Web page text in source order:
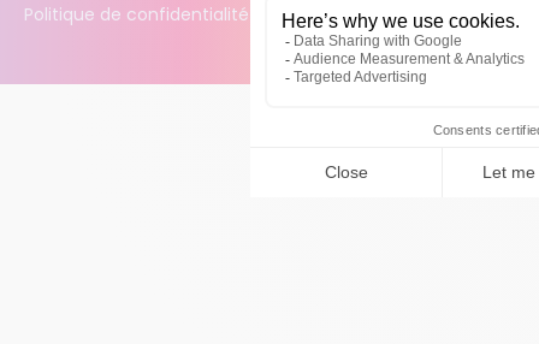
Politique de confidentialité des données